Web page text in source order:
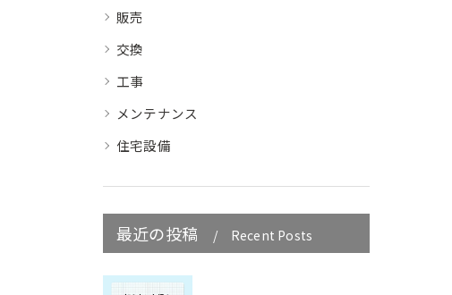
販売
交換
工事
メンテナンス
住宅設備
最近の投稿 Recent Posts